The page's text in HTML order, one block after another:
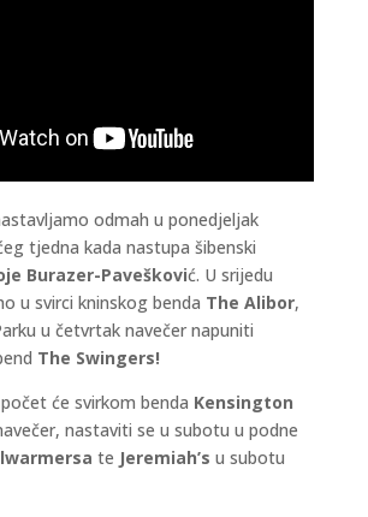
odmah u ponedjeljak
tjedna kada nastupa šibenski
Burazer-Pavešković. U srijedu
u svirci kninskog benda The Alibor,
u četvrtak navečer napuniti
The Swingers!
će svirkom benda Kensington
nastaviti se u subotu u podne
te Jeremiah’s u subotu